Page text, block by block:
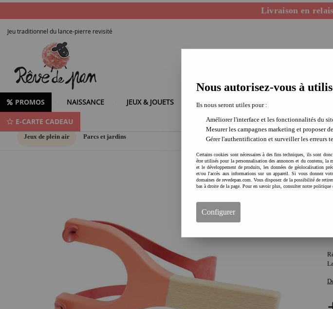
Livraison en
Jeu traditionnel du lance-pierre revisité
PROMOS NAISSANCE JEUX & JOUETS LOISIRS CREATIFS
E-CARTE CADEAU
Jeux de plein air Parcs et jardins
Nous autorisez-vous à
Ils nous seront utiles pour :
Améliorer l'interface et les fonctionnalités du
Mesurer les campagnes marketing et proposer
Gérer l'authentification et surveiller les erreurs
Certains cookies sont nécessaires à des fins techniques, ils sont
être utilisés pour la personnalisation des annonces et du contenu, la
et le développement de produits, les données de géolocalisation
et/ou l'accès aux informations sur un appareil. Si vous donnez
domaines de revedepan.com. Vous disposez de la possibilité de
bas à droite de la page. Pour en savoir plus, consulter notre politique
Configurer